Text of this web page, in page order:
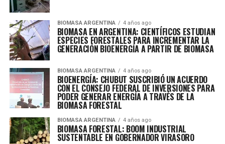
BIOMASA ARGENTINA 4 años ago
BIOMASA EN ARGENTINA: CIENTÍFICOS ESTUDIAN
ESPECIES FORESTALES PARA INCREMENTAR LA
GENERACIÓN BIOENERGÍA A PARTIR DE BIOMASA
BIOMASA ARGENTINA 4 años ago
BIOENERGÍA: CHUBUT SUSCRIBIÓ UN ACUERDO
CON EL CONSEJO FEDERAL DE INVERSIONES PARA
PODER GENERAR ENERGÍA A TRAVÉS DE LA
BIOMASA FORESTAL
BIOMASA ARGENTINA 4 años ago
BIOMASA FORESTAL: BOOM INDUSTRIAL
SUSTENTABLE EN GOBERNADOR VIRASORO